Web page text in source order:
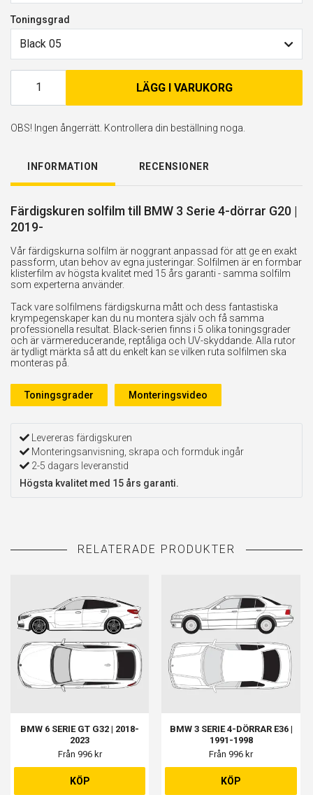
Toningsgrad
Black 05
LÄGG I VARUKORG
OBS! Ingen ångerrätt. Kontrollera din beställning noga.
INFORMATION RECENSIONER
Färdigskuren solfilm till BMW 3 Serie 4-dörrar G20 |
2019-
Vår färdigskurna solfilm är noggrant anpassad för att ge en exakt
passform, utan behov av egna justeringar. Solfilmen är en formbar
klisterfilm av högsta kvalitet med 15 års garanti - samma solfilm
som experterna använder.
Tack vare solfilmens färdigskurna mått och dess fantastiska
krympegenskaper kan du nu montera själv och få samma
professionella resultat. Black-serien finns i 5 olika toningsgrader
och är värmereducerande, reptåliga och UV-skyddande. Alla rutor
är tydligt märkta så att du enkelt kan se vilken ruta solfilmen ska
monteras på.
Toningsgrader Monteringsvideo
Levereras färdigskuren
Monteringsanvisning, skrapa och formduk ingår
2-5 dagars leveranstid
Högsta kvalitet med 15 års garanti.
BMW 6 SERIE GT G32 | 2018-
2023
Från 996 kr
KÖP
BMW 3 SERIE 4-DÖRRAR E36 |
1991-1998
Från 996 kr
KÖP